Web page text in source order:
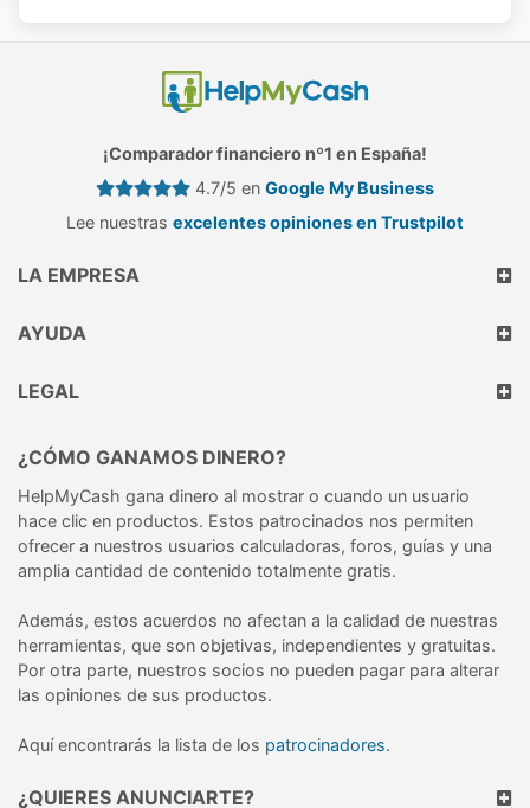
¡Comparador financiero nº1 en España!
4.7/5 en Google My Business
Lee nuestras excelentes opiniones en Trustpilot
LA EMPRESA
AYUDA
LEGAL
¿CÓMO GANAMOS DINERO?
HelpMyCash gana dinero al mostrar o cuando un usuario
hace clic en productos. Estos patrocinados nos permiten
ofrecer a nuestros usuarios calculadoras, foros, guías y una
amplia cantidad de contenido totalmente gratis.
Además, estos acuerdos no afectan a la calidad de nuestras
herramientas, que son objetivas, independientes y gratuitas.
Por otra parte, nuestros socios no pueden pagar para alterar
las opiniones de sus productos.
Aquí encontrarás la lista de los patrocinadores.
¿QUIERES ANUNCIARTE?